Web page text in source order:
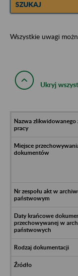
SZUKAJ
Wszystkie uwagi
Ukryj